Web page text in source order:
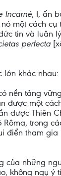
Incarné, I, ấn
một cách cụ
tin và luân
perfecta
lớn khác nhau:
nền tảng
được một
được Thiên
trong
điển tham
của những
không ngụ ý